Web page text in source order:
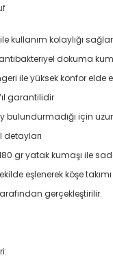
ile kullanım kolaylığı sağlar
dokuma
ile yüksek konfor elde
garantilidir
bulundurmadığı için
detayları
gr yatak kumaşı ile
eşlenerek köşe
gerçekleştirilir.